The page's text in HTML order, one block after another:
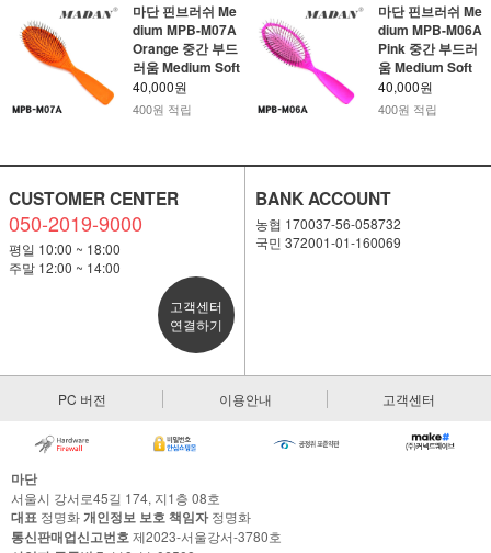
마단 핀브러쉬 Me
dium MPB-M07A
Orange 중간 부드
러움 Medium Soft
40,000원
400원 적립
마단 핀브러쉬 Me
dium MPB-M06A
Pink 중간 부드러
움 Medium Soft
40,000원
400원 적립
CUSTOMER CENTER
050-2019-9000
평일 10:00 ~ 18:00
주말 12:00 ~ 14:00
고객센터
연결하기
BANK ACCOUNT
농협 170037-56-058732
국민 372001-01-160069
PC 버전 이용안내 고객센터
마단
서울시 강서로45길 174, 지1층 08호
대표 정명화개인정보 보호 책임자정명화
통신판매업신고번호제2023-서울강서-3780호